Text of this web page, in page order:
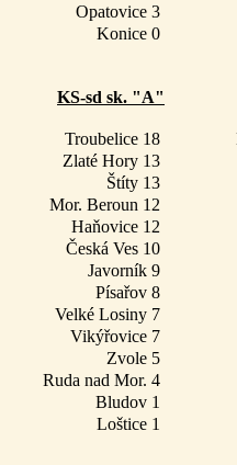
Opatovice 3
Konice 0
KS-sd sk. "A"
Troubelice 18
Zlaté Hory 13
Štíty 13
Mor. Beroun 12
Haňovice 12
Česká Ves 10
Javorník 9
Písařov 8
Velké Losiny 7
Vikýřovice 7
Zvole 5
Ruda nad Mor. 4
Bludov 1
Loštice 1